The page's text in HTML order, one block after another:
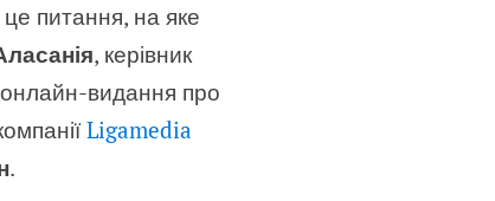
питання, на яке
, керівник
видання про
Ligamedia
.